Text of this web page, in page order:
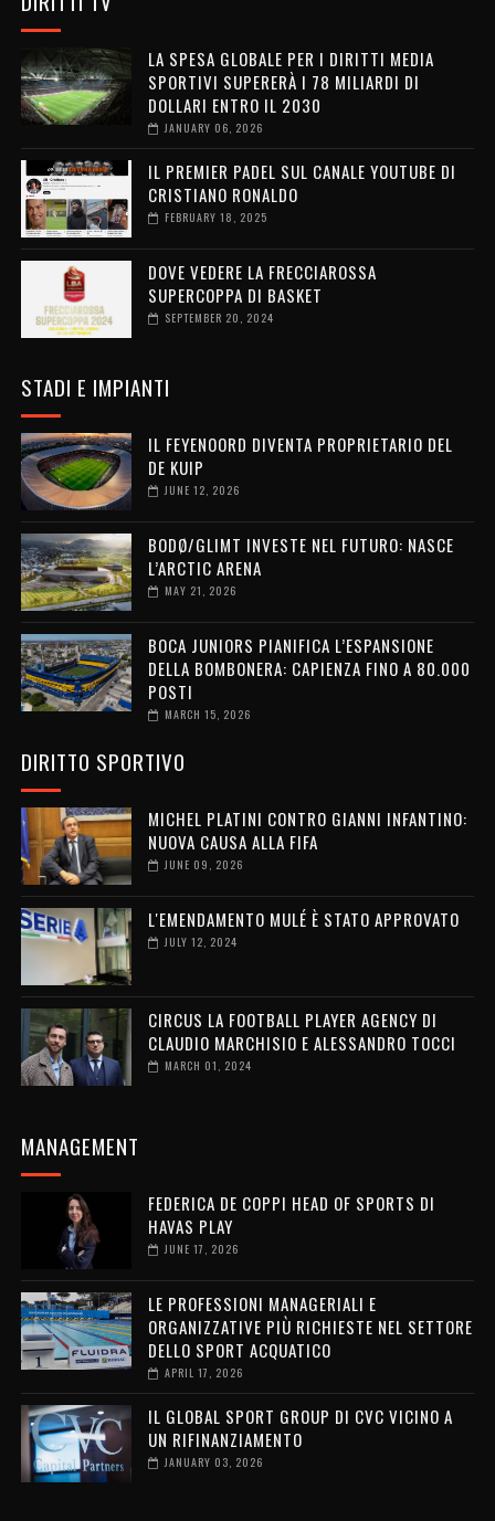
LA SPESA GLOBALE PER I DIRITTI MEDIA
SPORTIVI SUPERERÀ I 78 MILIARDI DI
DOLLARI ENTRO IL 2030
JANUARY 06, 2026
IL PREMIER PADEL SUL CANALE YOUTUBE DI
CRISTIANO RONALDO
FEBRUARY 18, 2025
DOVE VEDERE LA FRECCIAROSSA
SUPERCOPPA DI BASKET
SEPTEMBER 20, 2024
STADI E IMPIANTI
IL FEYENOORD DIVENTA PROPRIETARIO DEL
DE KUIP
JUNE 12, 2026
BODØ/GLIMT INVESTE NEL FUTURO: NASCE
L’ARCTIC ARENA
MAY 21, 2026
BOCA JUNIORS PIANIFICA L’ESPANSIONE
DELLA BOMBONERA: CAPIENZA FINO A 80.000
POSTI
MARCH 15, 2026
DIRITTO SPORTIVO
MICHEL PLATINI CONTRO GIANNI INFANTINO:
NUOVA CAUSA ALLA FIFA
JUNE 09, 2026
L'EMENDAMENTO MULÉ È STATO APPROVATO
JULY 12, 2024
CIRCUS LA FOOTBALL PLAYER AGENCY DI
CLAUDIO MARCHISIO E ALESSANDRO TOCCI
MARCH 01, 2024
MANAGEMENT
FEDERICA DE COPPI HEAD OF SPORTS DI
HAVAS PLAY
JUNE 17, 2026
LE PROFESSIONI MANAGERIALI E
ORGANIZZATIVE PIÙ RICHIESTE NEL SETTORE
DELLO SPORT ACQUATICO
APRIL 17, 2026
IL GLOBAL SPORT GROUP DI CVC VICINO A
UN RIFINANZIAMENTO
JANUARY 03, 2026